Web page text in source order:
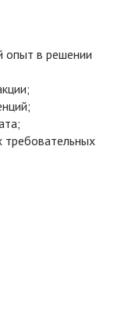
опыт в решении
требовательных